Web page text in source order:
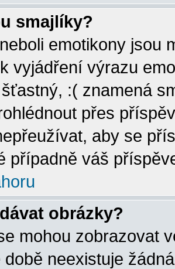
smajlíky?
emotikony jsou
vyjádření výrazu
:( znamená
přes
aby se
případně váš
obrázky?
mohou zobrazovat
době neexistuje